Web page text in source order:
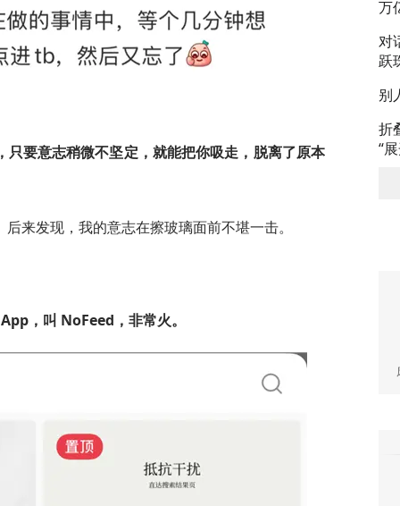
要意志稍微不坚定，就能把你吸走，脱离了原本
来发现，我的意志在擦玻璃面前不堪一击。
，叫 NoFeed，非常火。
万
对
跃
别
折
“